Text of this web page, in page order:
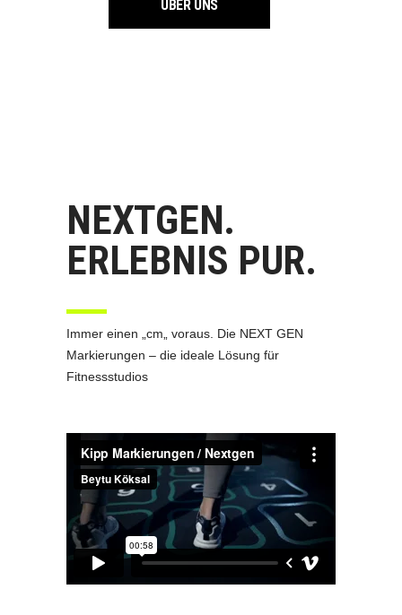
ÜBER UNS
NEXTGEN.
ERLEBNIS PUR.
Immer einen „cm„ voraus. Die NEXT GEN
Markierungen – die ideale Lösung für
Fitnessstudios